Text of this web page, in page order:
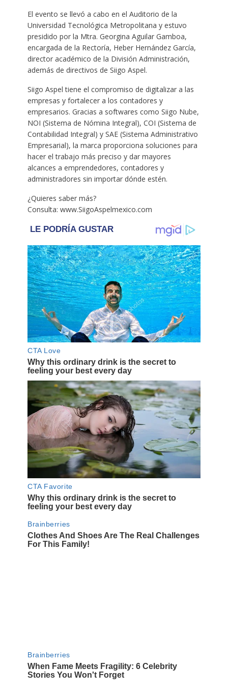
El evento se llevó a cabo en el Auditorio de la
Universidad Tecnológica Metropolitana y estuvo
presidido por la Mtra. Georgina Aguilar Gamboa,
encargada de la Rectoría, Heber Hernández García,
director académico de la División Administración,
además de directivos de Siigo Aspel. ​ ​
Siigo Aspel tiene el compromiso de digitalizar a las
empresas y fortalecer a los contadores y
empresarios. Gracias a softwares como Siigo Nube,
NOI (Sistema de Nómina Integral), COI (Sistema de
Contabilidad Integral) y SAE (Sistema Administrativo
Empresarial), la marca proporciona soluciones para
hacer el trabajo más preciso y dar mayores
alcances a emprendedores, contadores y
administradores sin importar dónde estén. ​ ​
¿Quieres saber más?
Consulta: www.SiigoAspelmexico.com